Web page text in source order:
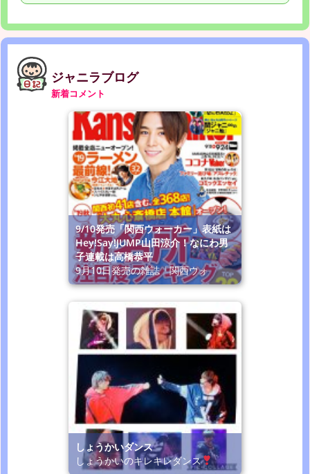
ジャニラブログ
新着コメント
9/10発売「関西ウォーカー」表紙は
Hey!Say!JUMP山田涼介！なにわ男
子連載は高橋恭平
9月10日発売の雑誌「関西ウォ
しょうかいダンス
しょうかいのキレキレダンス